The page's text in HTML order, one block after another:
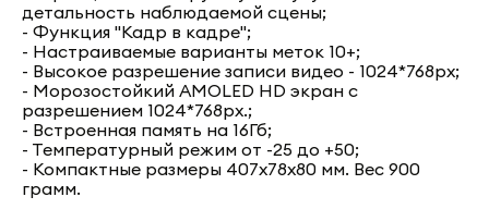
детальность наблюдаемой сцены;
- Функция "Кадр в кадре";
- Настраиваемые варианты меток 10+;
- Высокое разрешение записи видео - 1024*768px;
- Морозостойкий AMOLED HD экран с
разрешением 1024*768px.;
- Встроенная память на 16Гб;
- Температурный режим от -25 до +50;
- Компактные размеры 407x78x80 мм. Вес 900
грамм.